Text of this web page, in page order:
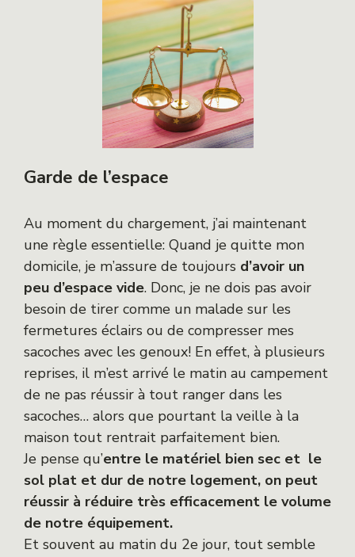
Garde de l’espace
Au moment du chargement, j’ai maintenant
une règle essentielle: Quand je quitte mon
domicile, je m’assure de toujours d’avoir un
peu d’espace vide. Donc, je ne dois pas avoir
besoin de tirer comme un malade sur les
fermetures éclairs ou de compresser mes
sacoches avec les genoux! En effet, à plusieurs
reprises, il m’est arrivé le matin au campement
de ne pas réussir à tout ranger dans les
sacoches… alors que pourtant la veille à la
maison tout rentrait parfaitement bien.
Je pense qu’entre le matériel bien sec et le
sol plat et dur de notre logement, on peut
réussir à réduire très efficacement le volume
de notre équipement.
Et souvent au matin du 2e jour, tout semble